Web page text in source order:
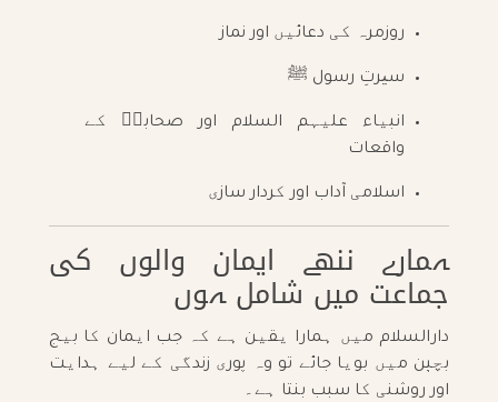
روزمرہ کی دعائیں اور نماز
سیرتِ رسول ﷺ
انبیاء علیہم السلام اور صحابہؓ کے
واقعات
اسلامی آداب اور کردار سازی
ہمارے ننھے ایمان والوں کی
جماعت میں شامل ہوں
دارالسلام میں ہمارا یقین ہے کہ جب ایمان کا بیج
بچپن میں بویا جائے تو وہ پوری زندگی کے لیے ہدایت
اور روشنی کا سبب بنتا ہے۔